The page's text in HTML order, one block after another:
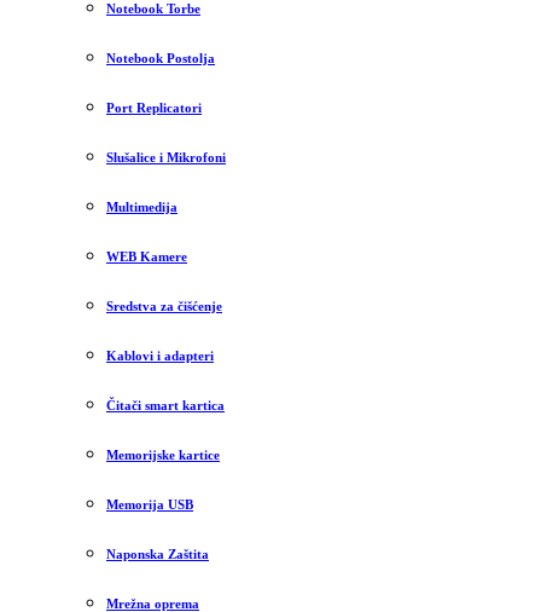
Notebook Torbe
Notebook Postolja
Port Replicatori
Slušalice i Mikrofoni
Multimedija
WEB Kamere
Sredstva za čišćenje
Kablovi i adapteri
Čitači smart kartica
Memorijske kartice
Memorija USB
Naponska Zaštita
Mrežna oprema